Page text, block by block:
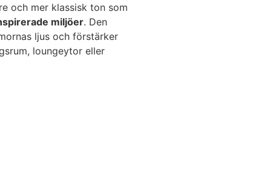
och mer klassisk ton som
miljöer. Den
ljus och förstärker
loungeytor eller